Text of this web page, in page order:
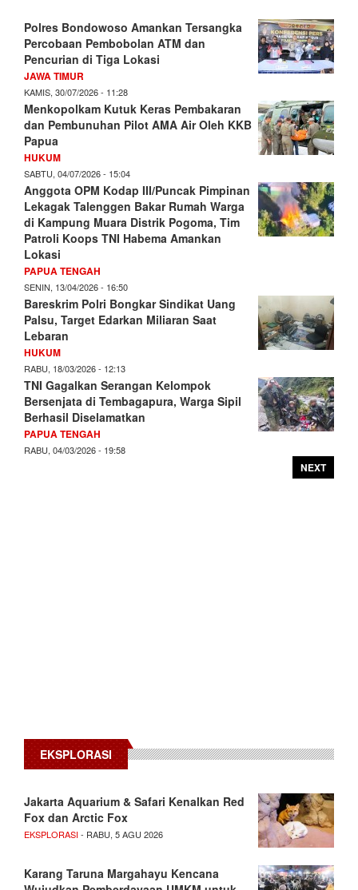
Polres Bondowoso Amankan Tersangka
Percobaan Pembobolan ATM dan
Pencurian di Tiga Lokasi
JAWA TIMUR
KAMIS, 30/07/2026 - 11:28
Menkopolkam Kutuk Keras Pembakaran
dan Pembunuhan Pilot AMA Air Oleh KKB
Papua
HUKUM
SABTU, 04/07/2026 - 15:04
Anggota OPM Kodap III/Puncak Pimpinan
Lekagak Talenggen Bakar Rumah Warga
di Kampung Muara Distrik Pogoma, Tim
Patroli Koops TNI Habema Amankan
Lokasi
PAPUA TENGAH
SENIN, 13/04/2026 - 16:50
Bareskrim Polri Bongkar Sindikat Uang
Palsu, Target Edarkan Miliaran Saat
Lebaran
HUKUM
RABU, 18/03/2026 - 12:13
TNI Gagalkan Serangan Kelompok
Bersenjata di Tembagapura, Warga Sipil
Berhasil Diselamatkan
PAPUA TENGAH
RABU, 04/03/2026 - 19:58
NEXT
EKSPLORASI
Jakarta Aquarium & Safari Kenalkan Red
Fox dan Arctic Fox
EKSPLORASI- RABU, 5 AGU 2026
Karang Taruna Margahayu Kencana